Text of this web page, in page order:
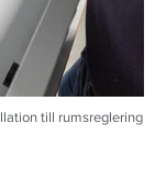
till rumsreglering